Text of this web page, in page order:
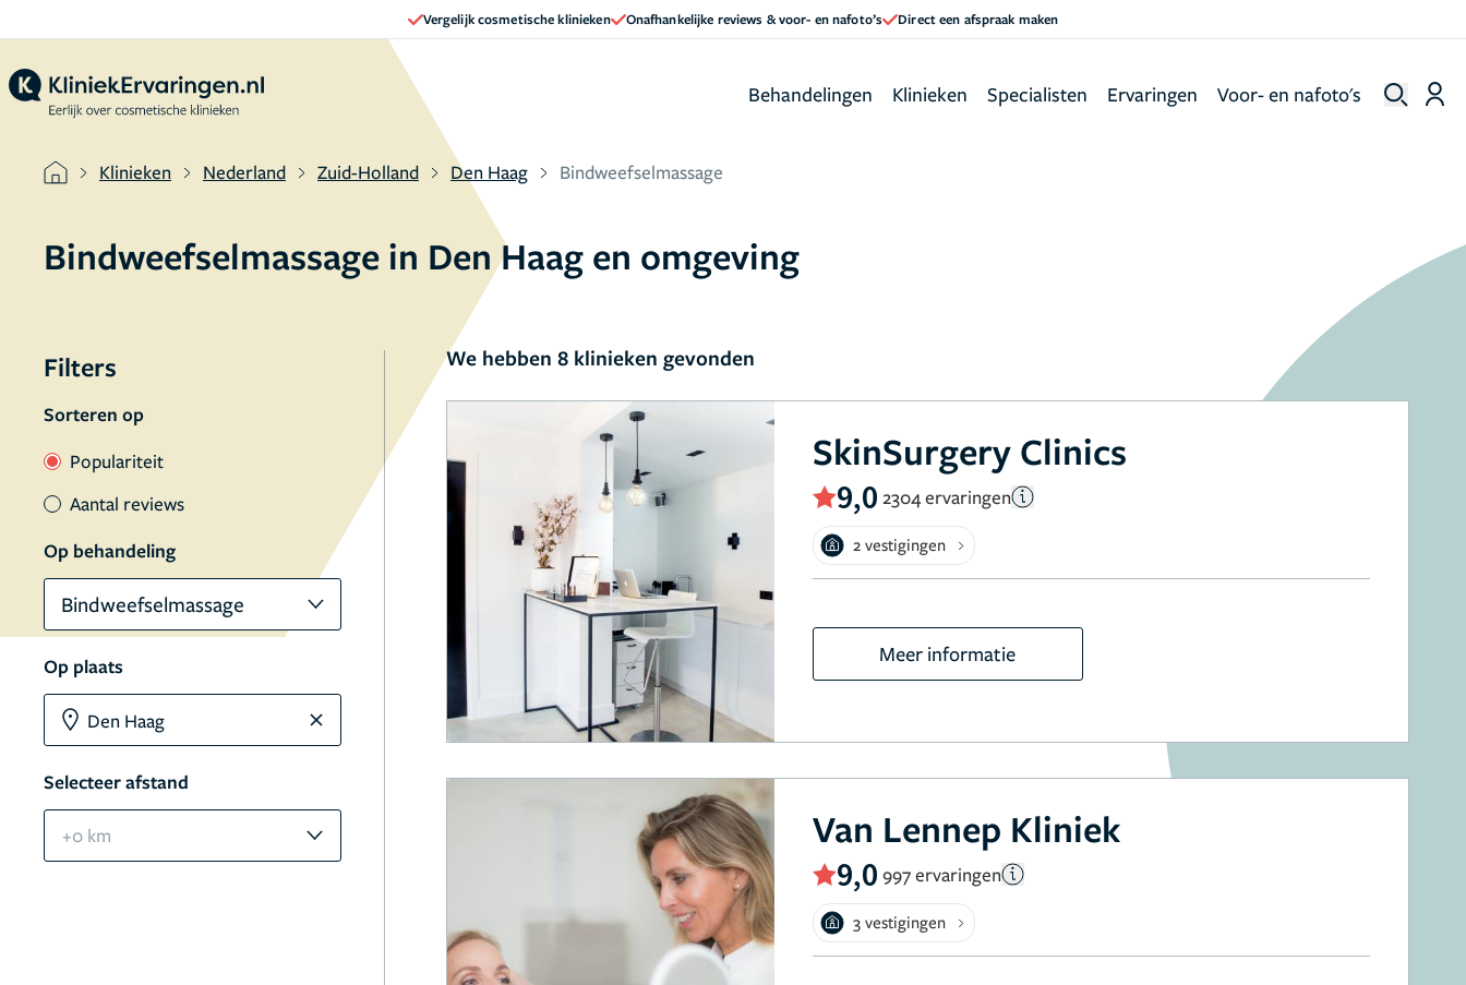
Vergelijk cosmetische klinieken Onafhankelijke reviews & voor- en nafoto’s Direct een afspraak maken
Behandelingen Klinieken Specialisten Ervaringen Voor- en nafoto's
Klinieken Nederland Zuid-Holland Den Haag Bindweefselmassage
Bindweefselmassage in Den Haag en omgeving
Filters
Sorteren op
Populariteit
Aantal reviews
Op behandeling
Bindweefselmassage
Op plaats
Selecteer afstand
+0 km
We hebben 8 klinieken gevonden
SkinSurgery Clinics
9,0 2304 ervaringen
2 vestigingen
Meer informatie
Van Lennep Kliniek
9,0 997 ervaringen
3 vestigingen